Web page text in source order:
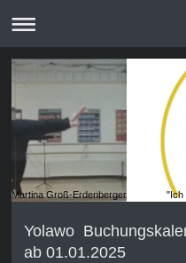
Martina Groß-Erdenberger "Ich
Yolawo
ab 01.01.2025